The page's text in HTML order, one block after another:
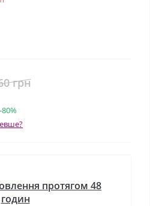
грн
-80%
протягом 48
годин